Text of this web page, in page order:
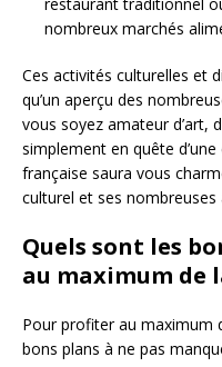
restaurant traditionnel
nombreux marchés
Ces activités culturelles et
qu’un aperçu des
vous soyez amateur d’art,
simplement en quête
française saura vous
culturel et ses nombreuses
Quels sont les
au maximum de
Pour profiter au maximum
bons plans à ne pas